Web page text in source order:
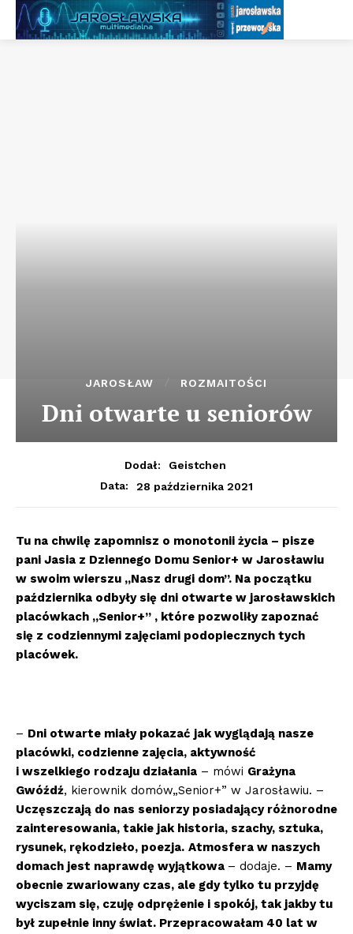
JAROSŁAW ROZMAITOŚCI
Dni otwarte u seniorów
Dodał:
Geistchen
Data:
28 października 2021
Tu na chwilę zapomnisz o monotonii życia – pisze
pani Jasia z Dziennego Domu Senior+ w Jarosławiu
w swoim wierszu „Nasz drugi dom”. Na początku
października odbyły się dni otwarte w jarosławskich
placówkach „Senior+” , które pozwoliły zapoznać
się z codziennymi zajęciami podopiecznych tych
placówek.
– Dni otwarte miały pokazać jak wyglądają nasze
placówki, codzienne zajęcia, aktywność
i wszelkiego rodzaju działania – mówi Grażyna
Gwóźdź, kierownik domów„Senior+” w Jarosławiu. –
Uczęszczają do nas seniorzy posiadający różnorodne
zainteresowania, takie jak historia, szachy, sztuka,
rysunek, rękodzieło, poezja. Atmosfera w naszych
domach jest naprawdę wyjątkowa – dodaje. – Mamy
obecnie zwariowany czas, ale gdy tylko tu przyjdę
wyciszam się, czuję odprężenie i spokój, tak jakby tu
był zupełnie inny świat. Przepracowałam 40 lat w